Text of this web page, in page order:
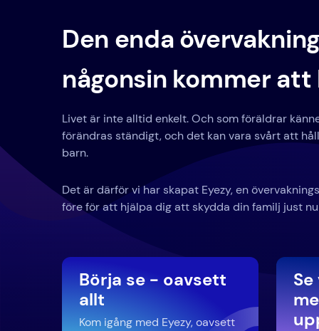
Den enda
någonsin kommer att
Livet är inte alltid enkelt. Och som föräldrar
förändras ständigt, och det kan vara svårt att
barn.
Det är därför vi har skapat Eyezy, en
före för att hjälpa dig att skydda din familj just
Börja se - oavsett
allt
Kom igång med Eyezy, oavsett